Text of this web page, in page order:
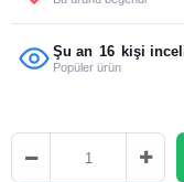
Şu an 16 kişi
Popüler ürün